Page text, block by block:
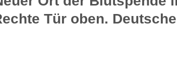
Tür oben.